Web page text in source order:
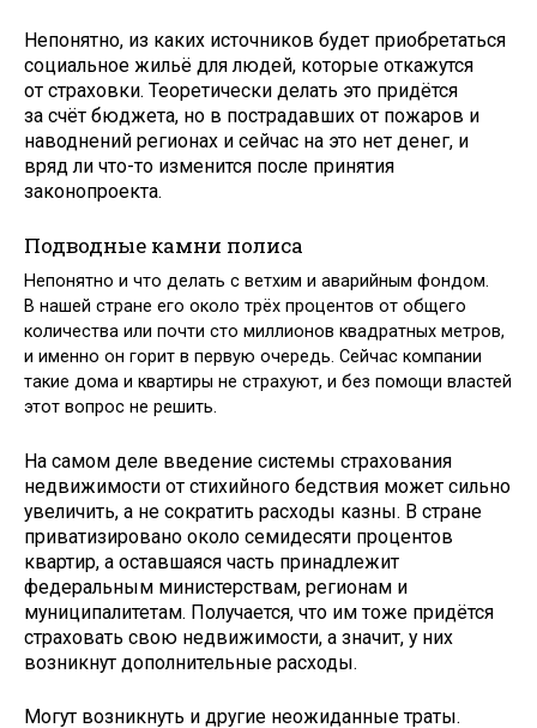
Непонятно, из каких источников будет приобретаться
социальное жильё для людей, которые откажутся
от страховки. Теоретически делать это придётся
за счёт бюджета, но в пострадавших от пожаров и
наводнений регионах и сейчас на это нет денег, и
вряд ли что-то изменится после принятия
законопроекта.
Подводные камни полиса
Непонятно и что делать с ветхим и аварийным фондом.
В нашей стране его около трёх процентов от общего
количества или почти сто миллионов квадратных метров,
и именно он горит в первую очередь. Сейчас компании
такие дома и квартиры не страхуют, и без помощи властей
этот вопрос не решить.
На самом деле введение системы страхования
недвижимости от стихийного бедствия может сильно
увеличить, а не сократить расходы казны. В стране
приватизировано около семидесяти процентов
квартир, а оставшаяся часть принадлежит
федеральным министерствам, регионам и
муниципалитетам. Получается, что им тоже придётся
страховать свою недвижимости, а значит, у них
возникнут дополнительные расходы.
Могут возникнуть и другие неожиданные траты.